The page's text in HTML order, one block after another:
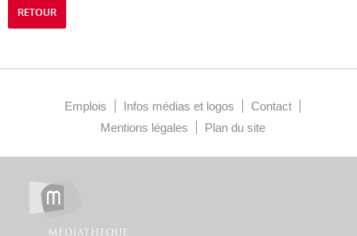
RETOUR
Emplois Infos médias et logos
Contact
Mentions légales
Plan du site